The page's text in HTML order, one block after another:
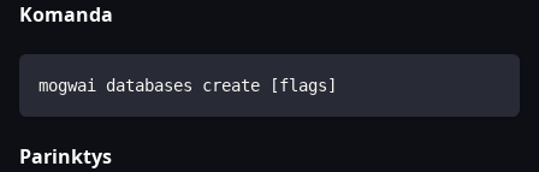
Komanda
mogwai databases create [flags]
Parinktys